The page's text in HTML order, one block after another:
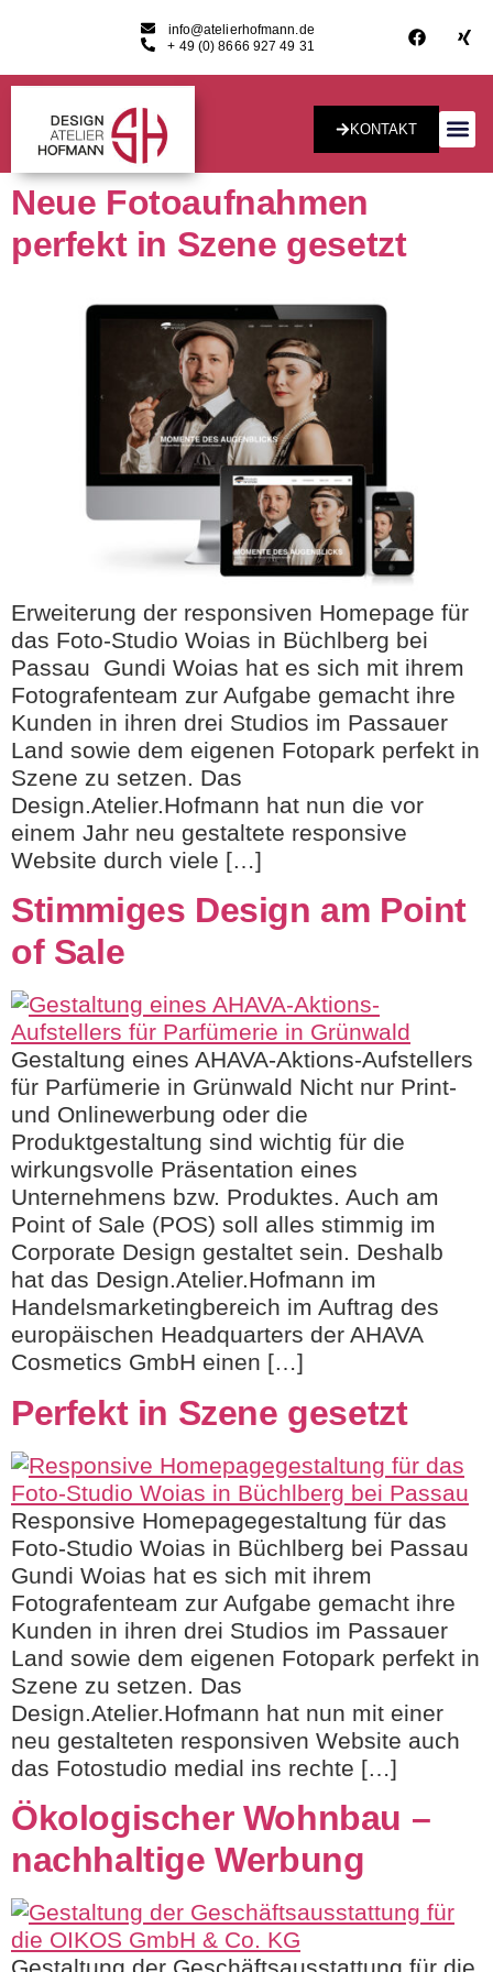
info@atelierhofmann.de
+ 49 (0) 8666 927 49 31
KONTAKT
Neue Fotoaufnahmen
perfekt in Szene gesetzt
Erweiterung der responsiven Homepage für
das Foto-Studio Woias in Büchlberg bei
Passau Gundi Woias hat es sich mit ihrem
Fotografenteam zur Aufgabe gemacht ihre
Kunden in ihren drei Studios im Passauer
Land sowie dem eigenen Fotopark perfekt in
Szene zu setzen. Das
Design.Atelier.Hofmann hat nun die vor
einem Jahr neu gestaltete responsive
Website durch viele […]
Stimmiges Design am Point
of Sale
Gestaltung eines AHAVA-Aktions-Aufstellers
für Parfümerie in Grünwald Nicht nur Print-
und Onlinewerbung oder die
Produktgestaltung sind wichtig für die
wirkungsvolle Präsentation eines
Unternehmens bzw. Produktes. Auch am
Point of Sale (POS) soll alles stimmig im
Corporate Design gestaltet sein. Deshalb
hat das Design.Atelier.Hofmann im
Handelsmarketingbereich im Auftrag des
europäischen Headquarters der AHAVA
Cosmetics GmbH einen […]
Perfekt in Szene gesetzt
Responsive Homepagegestaltung für das
Foto-Studio Woias in Büchlberg bei Passau
Gundi Woias hat es sich mit ihrem
Fotografenteam zur Aufgabe gemacht ihre
Kunden in ihren drei Studios im Passauer
Land sowie dem eigenen Fotopark perfekt in
Szene zu setzen. Das
Design.Atelier.Hofmann hat nun mit einer
neu gestalteten responsiven Website auch
das Fotostudio medial ins rechte […]
Ökologischer Wohnbau –
nachhaltige Werbung